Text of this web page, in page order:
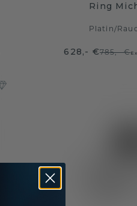
Ring
Platin/
628,- €785,- €